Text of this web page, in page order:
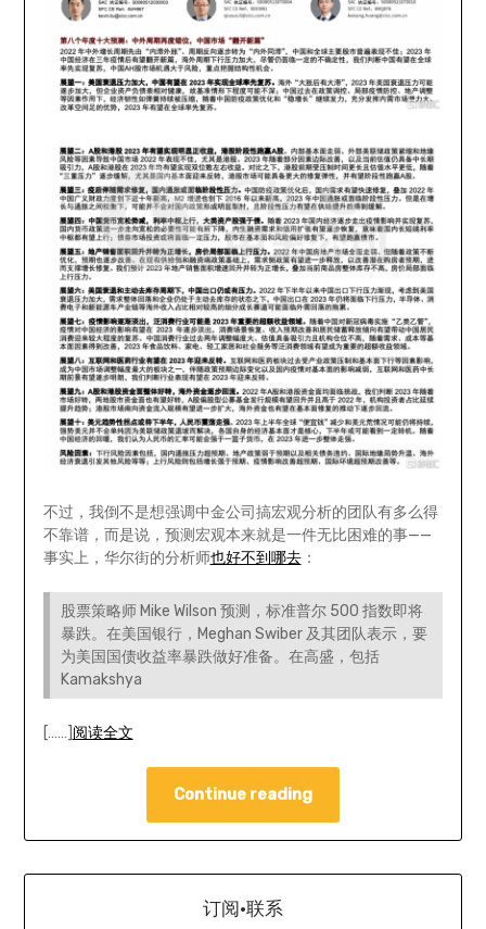
不过，我倒不是想强调中金公司搞宏观分析的团队有多么得
不靠谱，而是说，预测宏观本来就是一件无比困难的事——
事实上，华尔街的分析师也好不到哪去：
股票策略师 Mike Wilson 预测，标准普尔 500 指数即将
暴跌。在美国银行，Meghan Swiber 及其团队表示，要
为美国国债收益率暴跌做好准备。在高盛，包括
Kamakshya
[……] 阅读全文
Continue reading
订阅·联系